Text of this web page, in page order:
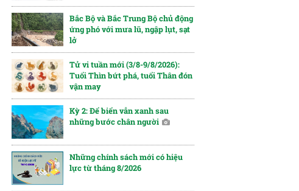
Bắc Bộ và Bắc Trung Bộ chủ động
ứng phó với mưa lũ, ngập lụt, sạt
lở
Tử vi tuần mới (3/8-9/8/2026):
Tuổi Thìn bứt phá, tuổi Thân đón
vận may
Kỳ 2: Để biển vẫn xanh sau
những bước chân người
Những chính sách mới có hiệu
lực từ tháng 8/2026